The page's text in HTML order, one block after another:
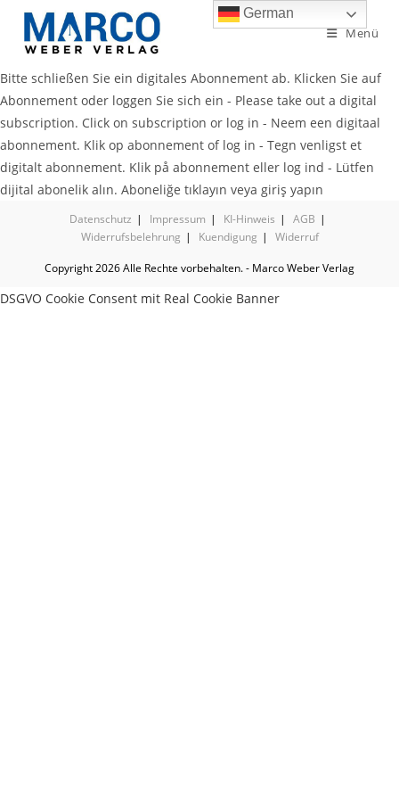
Menü
Bitte schließen Sie ein digitales Abonnement ab. Klicken Sie auf
Abonnement oder loggen Sie sich ein - Please take out a digital
subscription. Click on subscription or log in - Neem een digitaal
abonnement. Klik op abonnement of log in - Tegn venligst et
digitalt abonnement. Klik på abonnement eller log ind - Lütfen
dijital abonelik alın. Aboneliğe tıklayın veya giriş yapın
Datenschutz Impressum KI-Hinweis
AGB
Widerrufsbelehrung
Kuendigung Widerruf
Copyright 2026 Alle Rechte vorbehalten. - Marco Weber Verlag
German
DSGVO Cookie Consent mit Real Cookie Banner